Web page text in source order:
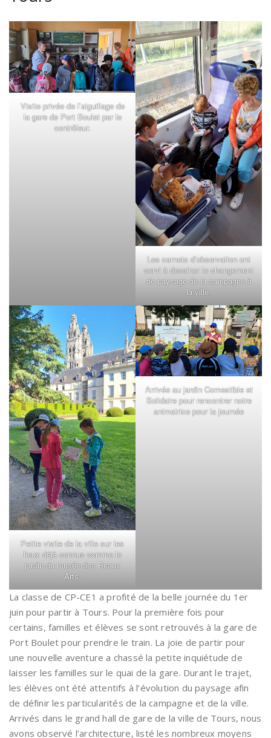
Visite privée de l’aiguillage de
la gare de Port Boulet par le
contrôleur.
Les carnets d’observation ont
servi à dessiner le changement
de paysage de la campagne à
la ville.
Petite visite de la ville sur les
lieux déjà connus comme le
jardin du musée des Beaux
Arts.
Arrivée au jardin Comestible et
Solidaire pour rencontrer notre
animatrice pour la journée
La classe de CP-CE1 a profité de la belle journée du 1er
juin pour partir à Tours. Pour la première fois pour
certains, familles et élèves se sont retrouvés à la gare de
Port Boulet pour prendre le train. La joie de partir pour
une nouvelle aventure a chassé la petite inquiétude de
laisser les familles sur le quai de la gare. Durant le trajet,
les élèves ont été attentifs à l’évolution du paysage afin
de définir les particularités de la campagne et de la ville.
Arrivés dans le grand hall de gare de la ville de Tours, nous
avons observé l’architecture, listé les nombreux moyens